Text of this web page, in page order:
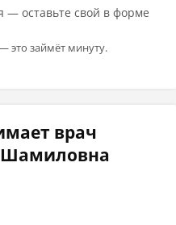
— оставьте свой в форме
это займёт минуту.
врач
Шамиловна